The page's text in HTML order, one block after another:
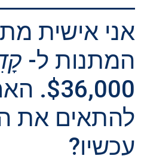
אני אישית
המתנות ל-
להתאים את
עכשיו?